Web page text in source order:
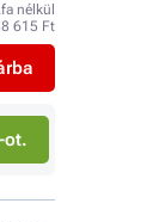
nélkül
615 Ft
ot.